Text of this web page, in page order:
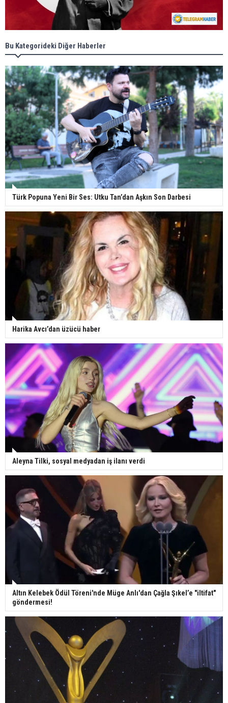
Bu Kategorideki Diğer Haberler
Türk Popuna Yeni Bir Ses: Utku Tan’dan Aşkın Son Darbesi
Harika Avcı’dan üzücü haber
Aleyna Tilki, sosyal medyadan iş ilanı verdi
Altın Kelebek Ödül Töreni'nde Müge Anlı'dan Çağla Şıkel’e "iltifat"
göndermesi!